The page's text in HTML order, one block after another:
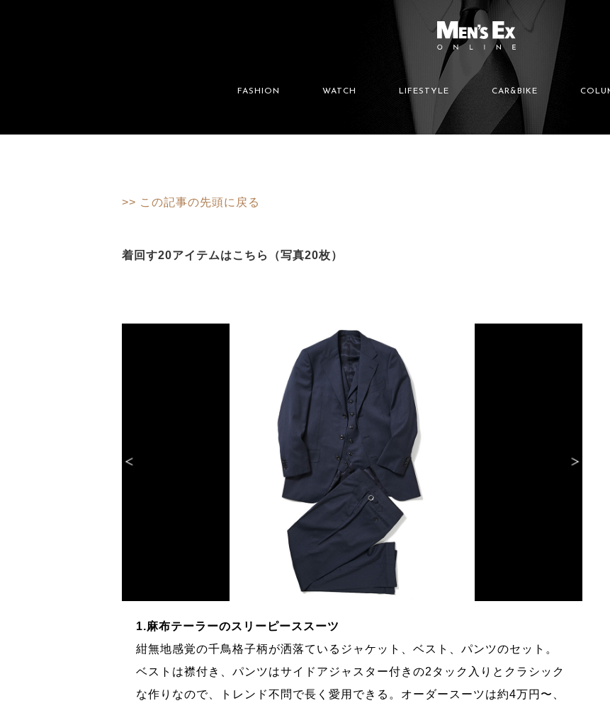
FASHION WATCH LIFESTYLE CAR&BIKE
>> この記事の先頭に戻る
着回す20アイテムはこちら（写真20枚）
1.麻布テーラーのスリーピーススーツ
紺無地感覚の千鳥格子柄が洒落ているジャケット、ベスト、パンツのセット。
ベストは襟付き、パンツはサイドアジャスター付きの2タック入りとクラシック
な作りなので、トレンド不問で長く愛用できる。オーダースーツは約4万円〜、